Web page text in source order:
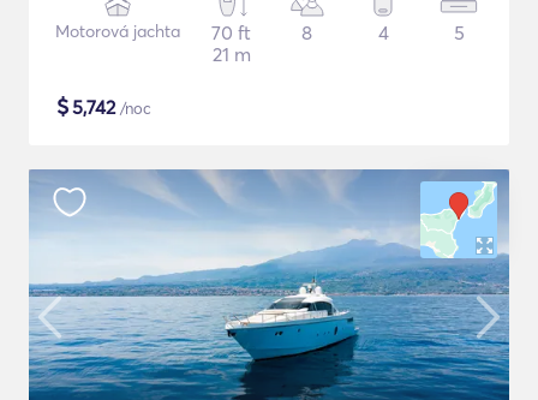
Motorová jachta
70 ft
21 m
8 4 5
$5,742/noc